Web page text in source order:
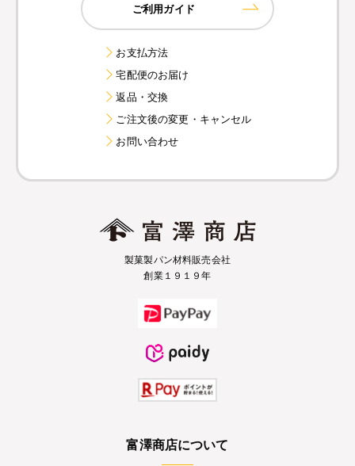
ご利用ガイド
お支払方法
宅配便のお届け
返品・交換
ご注文後の変更・キャンセル
お問い合わせ
製菓製パン材料販売会社
創業１９１９年
富澤商店について